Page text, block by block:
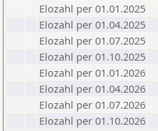
Elozahl per 01.01.2025
Elozahl per 01.04.2025
Elozahl per 01.07.2025
Elozahl per 01.10.2025
Elozahl per 01.01.2026
Elozahl per 01.04.2026
Elozahl per 01.07.2026
Elozahl per 01.10.2026